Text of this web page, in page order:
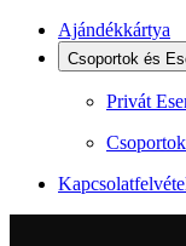
Ajándékkártya
Csoportok és
Privát